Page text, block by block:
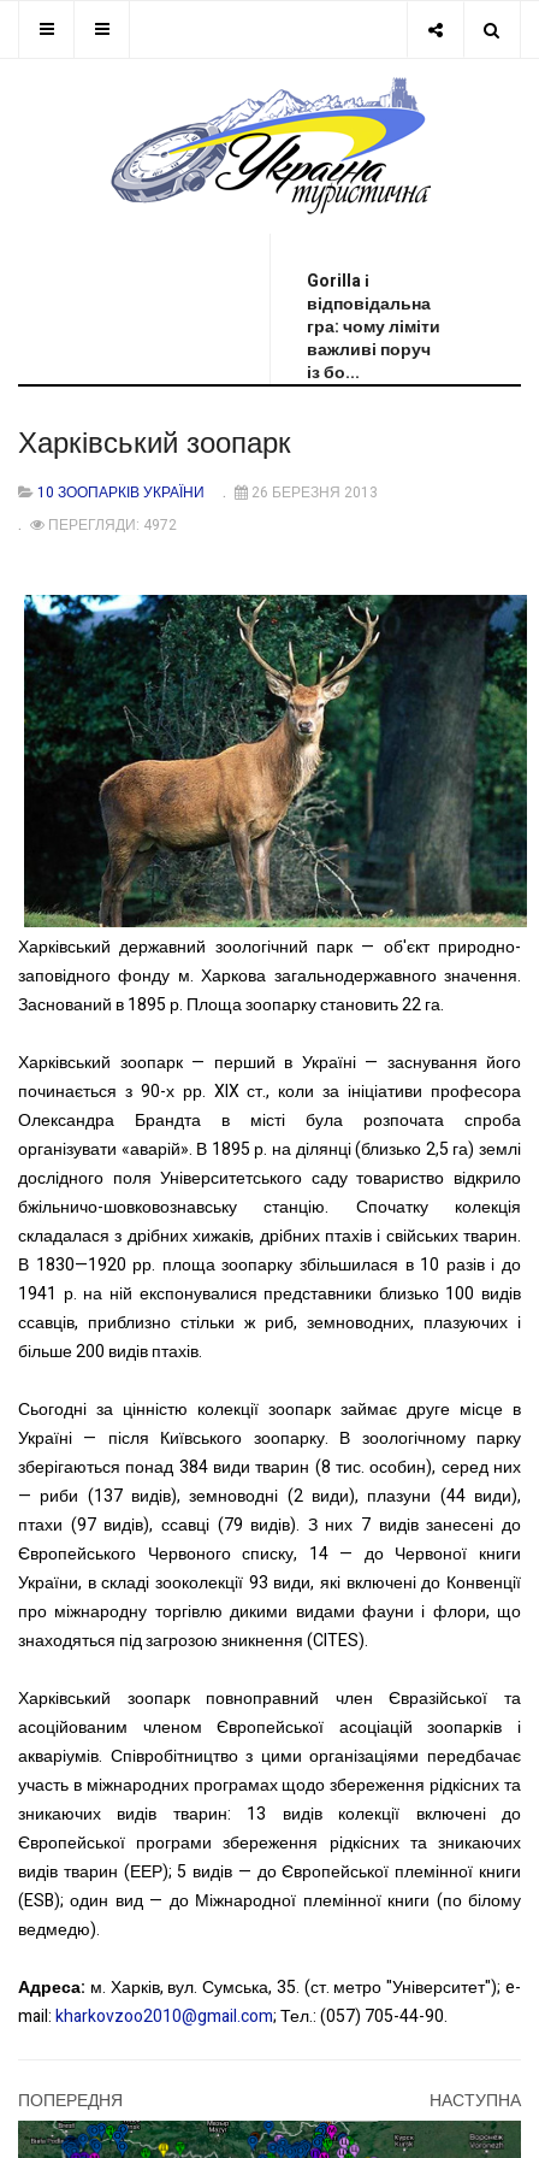
Gorilla і
відповідальна
гра: чому ліміти
важливі поруч
із бо...
Харківський зоопарк
10 ЗООПАРКІВ УКРАЇНИ
26 БЕРЕЗНЯ 2013
ПЕРЕГЛЯДИ: 4972
Харківський державний зоологічний парк — об'єкт природно-
заповідного фонду м. Харкова загальнодержавного значення.
Заснований в 1895 р. Площа зоопарку становить 22 га.
Харківський зоопарк — перший в Україні — заснування його
починається з 90-х рр. XIX ст., коли за ініціативи професора
Олександра Брандта в місті була розпочата спроба
організувати «аварій». В 1895 р. на ділянці (близько 2,5 га) землі
дослідного поля Університетського саду товариство відкрило
бжільничо-шовковознавську станцію. Спочатку колекція
складалася з дрібних хижаків, дрібних птахів і свійських тварин.
В 1830—1920 рр. площа зоопарку збільшилася в 10 разів і до
1941 р. на ній експонувалися представники близько 100 видів
ссавців, приблизно стільки ж риб, земноводних, плазуючих і
більше 200 видів птахів.
Сьогодні за цінністю колекції зоопарк займає друге місце в
Україні — після Київського зоопарку. В зоологічному парку
зберігаються понад 384 види тварин (8 тис. особин), серед них
— риби (137 видів), земноводні (2 види), плазуни (44 види),
птахи (97 видів), ссавці (79 видів). З них 7 видів занесені до
Європейського Червоного списку, 14 — до Червоної книги
України, в складі зооколекції 93 види, які включені до Конвенції
про міжнародну торгівлю дикими видами фауни і флори, що
знаходяться під загрозою зникнення (CITES).
Харківський зоопарк повноправний член Євразійської та
асоційованим членом Європейської асоціацій зоопарків і
акваріумів. Співробітництво з цими організаціями передбачає
участь в міжнародних програмах щодо збереження рідкісних та
зникаючих видів тварин: 13 видів колекції включені до
Європейської програми збереження рідкісних та зникаючих
видів тварин (ЕЕР); 5 видів — до Європейської племінної книги
(ESB); один вид — до Міжнародної племінної книги (по білому
ведмедю).
Адреса: м. Харків, вул. Сумська, 35. (ст. метро "Університет"); e-
mail:kharkovzoo2010@gmail.com; Тел.: (057) 705-44-90.
ПОПЕРЕДНЯ НАСТУПНА